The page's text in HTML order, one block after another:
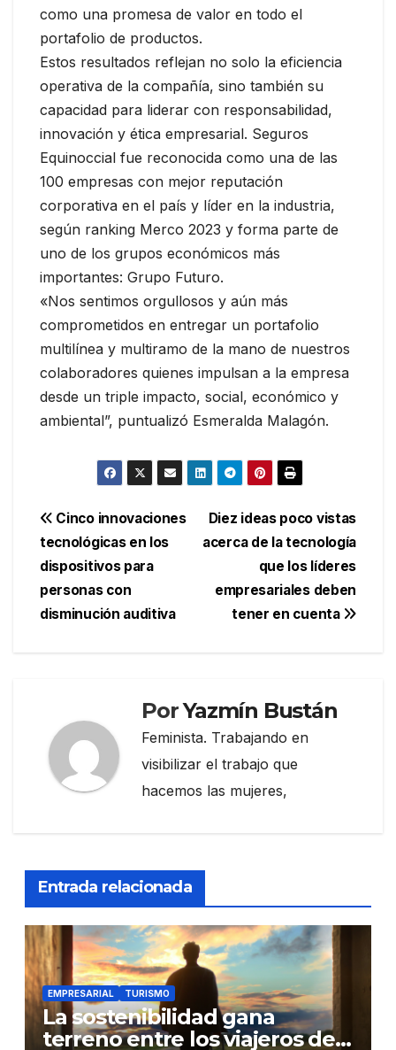
como una promesa de valor en todo el
portafolio de productos.
Estos resultados reflejan no solo la eficiencia
operativa de la compañía, sino también su
capacidad para liderar con responsabilidad,
innovación y ética empresarial. Seguros
Equinoccial fue reconocida como una de las
100 empresas con mejor reputación
corporativa en el país y líder en la industria,
según ranking Merco 2023 y forma parte de
uno de los grupos económicos más
importantes: Grupo Futuro.
«Nos sentimos orgullosos y aún más
comprometidos en entregar un portafolio
multilínea y multiramo de la mano de nuestros
colaboradores quienes impulsan a la empresa
desde un triple impacto, social, económico y
ambiental”, puntualizó Esmeralda Malagón.
Navegación
de
entradas
Diez ideas poco vistas
acerca de la tecnología
que los líderes
empresariales deben
tener en cuenta
Cinco innovaciones
tecnológicas en los
dispositivos para
personas con
disminución auditiva
PorYazmín Bustán
Feminista. Trabajando en
visibilizar el trabajo que
hacemos las mujeres,
Entrada relacionada
EMPRESARIAL TURISMO
La sostenibilidad gana
terreno entre los viajeros de